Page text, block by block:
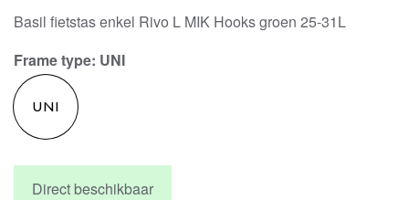
Basil fietstas enkel Rivo L MIK Hooks groen 25-31L
Frame type: UNI
UNI
Direct beschikbaar